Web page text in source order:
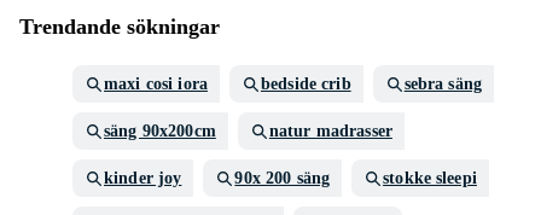
Trendande sökningar
maxi cosi iora bedside crib sebra säng
säng 90x200cm natur madrasser
kinder joy 90x 200 säng stokke sleepi